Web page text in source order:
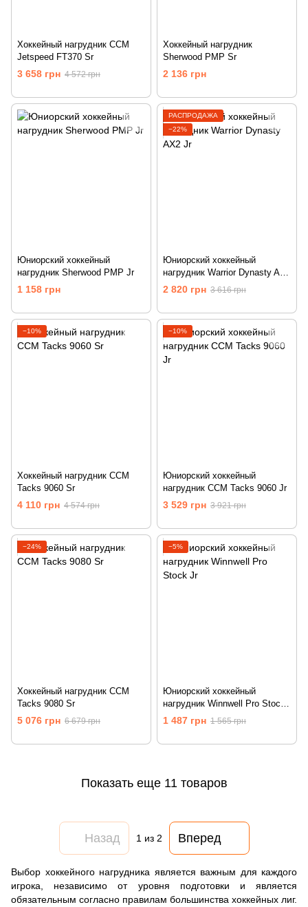
Хоккейный нагрудник CCM
Jetspeed FT370 Sr
3 658 грн 4 572 грн
Хоккейный нагрудник
Sherwood PMP Sr
2 136 грн
Юниорский хоккейный
нагрудник Sherwood PMP Jr
1 158 грн
РАСПРОДАЖА
−22%
Юниорский хоккейный
нагрудник Warrior Dynasty AX2
Jr
2 820 грн 3 616 грн
−10%
Хоккейный нагрудник CCM
Tacks 9060 Sr
4 110 грн 4 574 грн
−10%
Юниорский хоккейный
нагрудник CCM Tacks 9060 Jr
3 529 грн 3 921 грн
−24%
Хоккейный нагрудник CCM
Tacks 9080 Sr
5 076 грн 6 679 грн
−5%
Юниорский хоккейный
нагрудник Winnwell Pro Stock
Jr
1 487 грн 1 565 грн
Показать еще 11 товаров
Назад 1из 2 Вперед
Выбор хоккейного нагрудника является важным для каждого
игрока, независимо от уровня подготовки и является
обязательным согласно правилам большинства хоккейных лиг.